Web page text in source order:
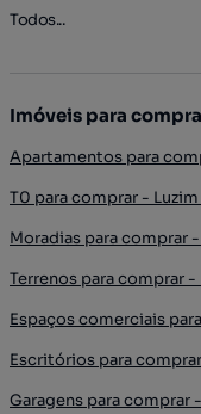
Todos...
Imóveis para
Apartamentos para
T0 para comprar - Luzim
Moradias para comprar
Terrenos para comprar -
Espaços comerciais
Escritórios para
Garagens para comprar